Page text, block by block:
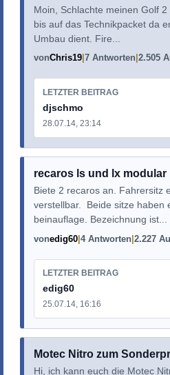
Moin, Schlachte meinen Golf
bis auf das Technikpacket da
Umbau dient. Fire...
vonChris19 7 Antworten 2.505
LETZTER BEITRAG
djschmo
28.07.14, 23:14
recaros ls und lx modular
Biete 2 recaros an. Fahrersitz
verstellbar. Beide sitze haben
beinauflage. Bezeichnung ist...
vonedig60 4 Antworten 2.227
LETZTER BEITRAG
edig60
25.07.14, 16:16
Motec Nitro zum
Hi, ich kann euch die Motec